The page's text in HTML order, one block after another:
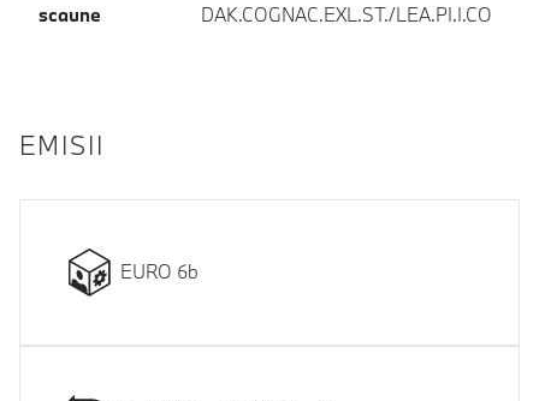
scaune
DAK.COGNAC.EXL.ST./LEA.PI.I.CO
EMISII
EURO 6b